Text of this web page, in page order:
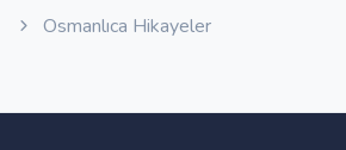
Osmanlıca Hikayeler